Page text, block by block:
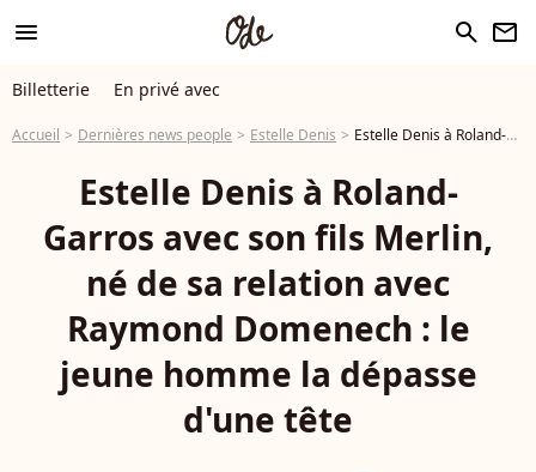
menu search newsletter
Billetterie En privé avec
Accueil Dernières news people Estelle Denis Estelle Denis à Roland-Garros avec son fils Merlin, né de sa relation avec Raymond Domenech : le jeune homme la dépasse d'une tête
Estelle Denis à Roland-
Garros avec son fils Merlin,
né de sa relation avec
Raymond Domenech : le
jeune homme la dépasse
d'une tête